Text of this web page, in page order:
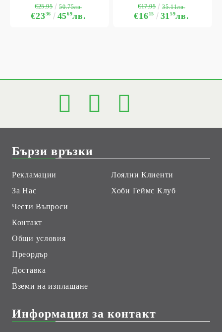
€2336 4569лв.
€25.95 50.75лв.
€1615 3159лв.
€17.95 35.11лв.
Бързи връзки
Рекламации
За Нас
Чести Въпроси
Контакт
Общи условия
Преордър
Доставка
Вземи на изплащане
Лоялни Клиенти
Хоби Геймс Клуб
Информация за контакт